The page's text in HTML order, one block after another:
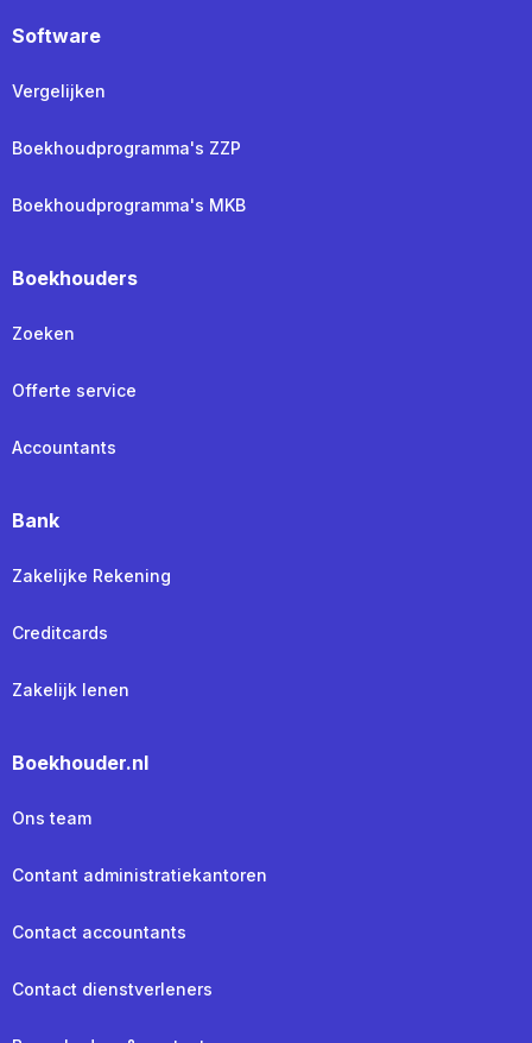
Software
Vergelijken
Boekhoudprogramma's ZZP
Boekhoudprogramma's MKB
Boekhouders
Zoeken
Offerte service
Accountants
Bank
Zakelijke Rekening
Creditcards
Zakelijk lenen
Boekhouder.nl
Ons team
Contant administratiekantoren
Contact accountants
Contact dienstverleners